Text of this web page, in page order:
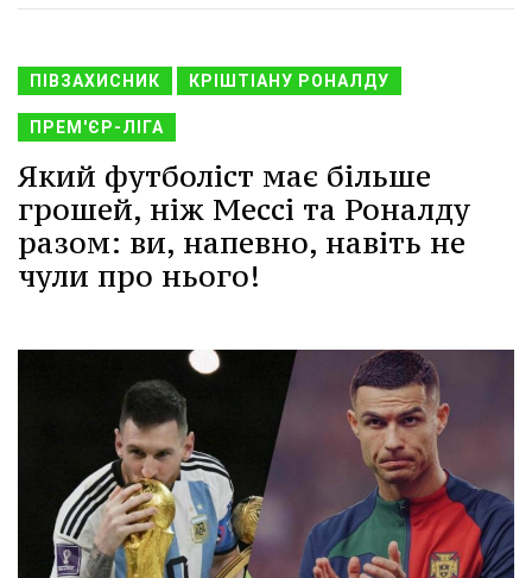
ПІВЗАХИСНИК КРІШТІАНУ РОНАЛДУ
ПРЕМ'ЄР-ЛІГА
Який футболіст має більше
грошей, ніж Мессі та Роналду
разом: ви, напевно, навіть не
чули про нього!